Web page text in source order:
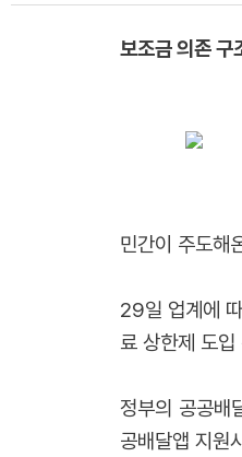
보조금 의존 구
민간이 주도해
29일 업계에
료 상한제 도
정부의 공공배
공배달앱 지원